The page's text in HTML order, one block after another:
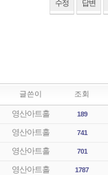
수정 답변
글쓴이 조회
영산아트홀 189
영산아트홀 741
영산아트홀 701
영산아트홀 1787